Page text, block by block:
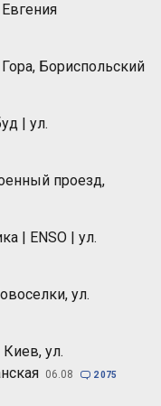
Бориспольский
| ул.
проезд,
| ENSO | ул.
ул.
ул.
06.08  2 075